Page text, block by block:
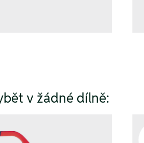
v žádné dílně: